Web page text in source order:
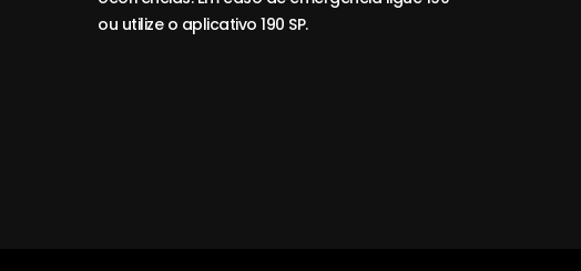
ou utilize o aplicativo 190 SP.